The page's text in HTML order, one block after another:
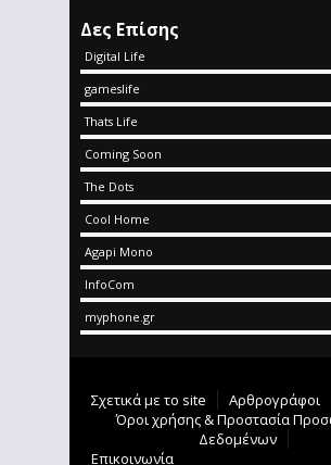
Δες Επίσης
Digital Life
gameslife
Thats Life
Coming Soon
The Dots
Cool Home
Agapi Mono
InfoCom
myphone.gr
Σχετικά με το site
Αρθρογράφοι
Όροι χρήσης & Προστασία
Δεδομένων
Επικοινωνία